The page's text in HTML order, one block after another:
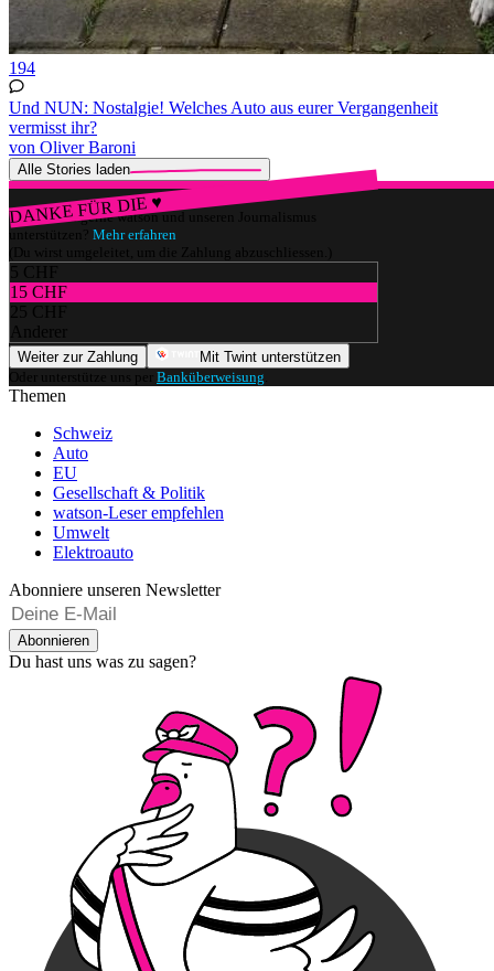
194
Und NUN: Nostalgie! Welches Auto aus eurer Vergangenheit
vermisst ihr?
von Oliver Baroni
Alle Stories laden
DANKE FÜR DIE ♥
Würdest du gerne watson und unseren Journalismus
unterstützen? Mehr erfahren
(Du wirst umgeleitet, um die Zahlung abzuschliessen.)
5 CHF
15 CHF
25 CHF
Anderer
Weiter zur Zahlung
Mit Twint unterstützen
Oder unterstütze uns per Banküberweisung
Themen
Schweiz
Auto
EU
Gesellschaft & Politik
watson-Leser empfehlen
Umwelt
Elektroauto
Abonniere unseren Newsletter
Abonnieren
Du hast uns was zu sagen?